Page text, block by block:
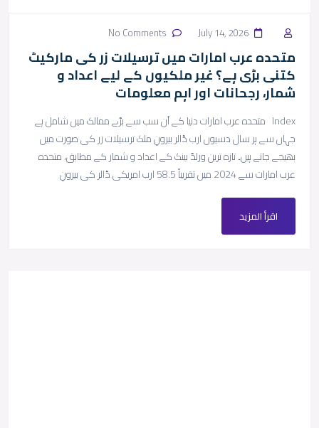
متحدہ عرب امارات میں ترسیلات زر کی مارکیٹ
کتنی بڑی ہے؟ غیر ملکیوں کے لیے اعداد و
شمار، رجحانات اور اہم معلومات
Index متحدہ عرب امارات دنیا کے اُن سب سے بڑے ممالک میں شامل ہے
جہاں سے ہر سال دسیوں ارب ڈالر بیرونِ ملک ترسیلات زر کی صورت میں
بھیجے جاتے ہیں۔ تازہ ترین ورلڈ بینک کے اعداد و شمار کے مطابق، متحدہ
عرب امارات سے 2024 میں تقریباً 58.5 ارب امریکی ڈالر کی بیرونِ
اقرأ المزيد